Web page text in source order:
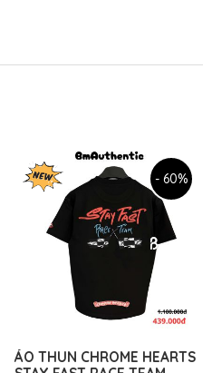
- 60%
ÁO THUN CHROME HEARTS